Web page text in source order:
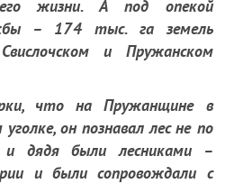
жизни. А под опекой
– 174 тыс. га земель
и Пружанском
что на Пружанщине в
он познавал лес не по
и дядя были лесниками –
и были сопровождали с